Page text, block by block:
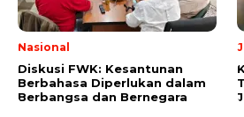
Nasional
Diskusi FWK: Kesantunan
Berbahasa Diperlukan dalam
Berbangsa dan Bernegara